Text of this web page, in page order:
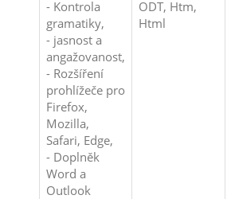
- Kontrola
gramatiky,
- jasnost a
angažovanost,
- Rozšíření
prohlížeče pro
Firefox,
Mozilla,
Safari, Edge,
- Doplněk
Word a
Outlook
ODT, Htm,
Html